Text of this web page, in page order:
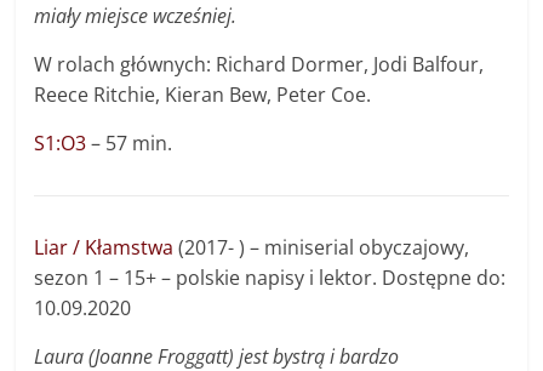
miały miejsce wcześniej.
W rolach głównych: Richard Dormer, Jodi Balfour,
Reece Ritchie, Kieran Bew, Peter Coe.
S1:O3– 57 min.
Liar / Kłamstwa (2017- ) – miniserial obyczajowy,
sezon 1 – 15+ – polskie napisy i lektor. Dostępne do:
10.09.2020
Laura (Joanne Froggatt) jest bystrą i bardzo